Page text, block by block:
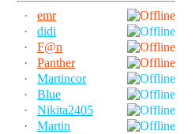
·
emr
·
didi
·
F@n
·
Panther
·
Martincor
·
Blue
·
Nikita2405
·
Martin